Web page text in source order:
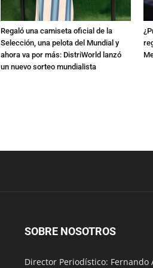
Regaló una camiseta oficial de la
Selección, una pelota del Mundial y
ahora va por más: DistriWorld lanzó
un nuevo sorteo mundialista
SOBRE NOSOTROS
Director Periodístico: Fernando